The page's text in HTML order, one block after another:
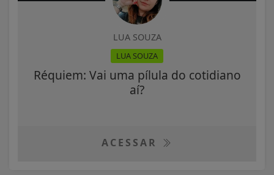
LUA SOUZA
LUA SOUZA
Réquiem: Vai uma pílula do cotidiano
aí?
ACESSAR